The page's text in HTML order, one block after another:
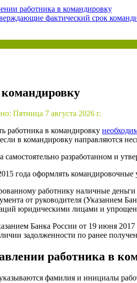
Бератор
Просто
работника в командировку
фактический срок
Пятница 7 августа 2026 г.
работника в командировку
в командировку направляются
самостоятельно разработанном и
года оформлять
работнику наличные
от руководителя (Указанием
юридическими лицами и
Банка России от 19 июня 2017
задолженности по ранее
работника в
фамилия и инициалы